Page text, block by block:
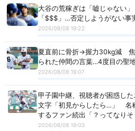
大谷の荒稼ぎは「嘘じゃない
「$$$」…否定しようがない事
2026/08/08 19:22
夏直前に骨折→握力30kg減 焦
られた仲間の言葉…4度目の聖
2026/08/08 19:07
甲子園中継、視聴者が困惑し
文字「初見からしたら…」 名
するファン続出「？ってなりそ
2026/08/08 19:03